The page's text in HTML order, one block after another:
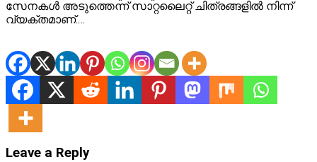
സേനകൾ അടുത്തെന്ന് സാറ്റലൈറ്റ് ചിത്രങ്ങളിൽ നിന്ന്
വ്യക്തമാണ്.…
Leave a Reply